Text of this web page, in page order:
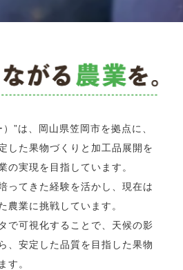
”は、岡山県笠岡市を拠点に、
した果物づくりと加工品展開を
の実現を目指しています。
ってきた経験を活かし、現在は
農業に挑戦しています。
で可視化することで、天候の影
、安定した品質を目指した果物
す。